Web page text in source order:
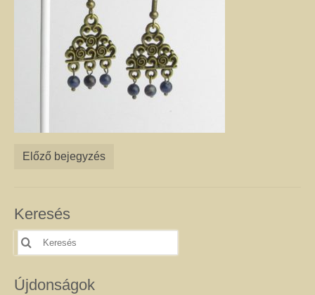
amelyet valódi ásványok, féldrágakövek, illetve kristályok felhasználásával
készítettem. Az ékszerek megalkotása során a színek és a formák
kombinációjával igyekeztem egyedi összhatást elérni.
A nyakláncok, medálok, karkötők, fülbevalók harmonizálnak viselőik színes,
különleges egyéniségével, és még a legegyszerűbb ruhát is feldobják. Az
ékszerek alapanyagául szolgáló ásványokról úgy tartják, hogy gyógyító
kövek, és mint ilyenek, jótékony hatással lehetnek a testre és a lélekre. Az
szépségük, egyediségük és gyógyító hatásuk. Az szett elemeit az egyes
találja. Nem csak önmagának adhat harmóniát! Szeretteit is
kedvelt színekhez illő egyedi vagy kis szériás Harmónia ékszer garantáltan
örömöt szerez.
Drót ékszer
egyéniség sem. A kőbefoglalással készült ékszernél nem csak a kő színe és
Előző bejegyzés
Keresés
Keresés
erre:
Újdonságok